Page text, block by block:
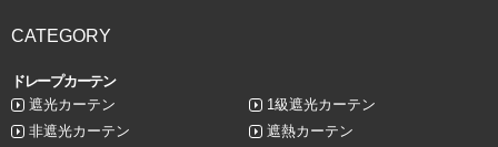
CATEGORY
ドレープカーテン
遮光カーテン
1級遮光カーテン
非遮光カーテン
遮熱カーテン